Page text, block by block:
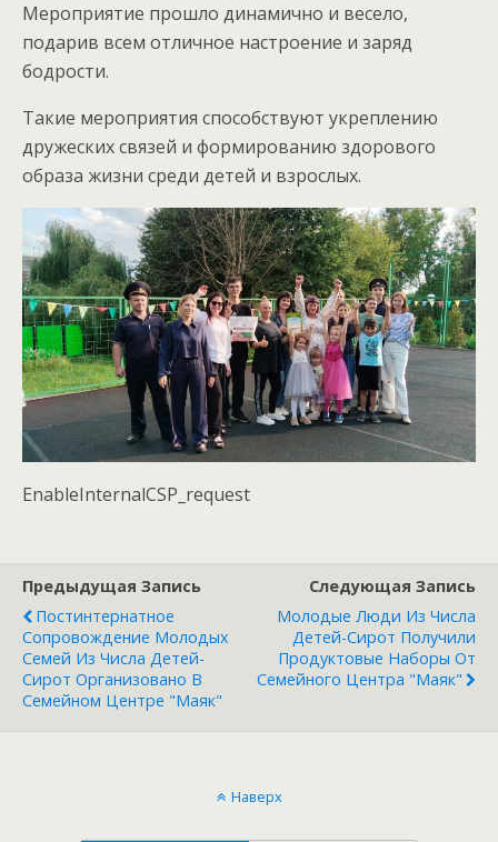
Мероприятие прошло динамично и весело,
подарив всем отличное настроение и заряд
бодрости.
Такие мероприятия способствуют укреплению
дружеских связей и формированию здорового
образа жизни среди детей и взрослых.
EnableInternalCSP_request
Предыдущая Запись
Постинтернатное
Сопровождение Молодых
Семей Из Числа Детей-
Сирот Организовано В
Семейном Центре "Маяк"
Следующая Запись
Молодые Люди Из Числа
Детей-Сирот Получили
Продуктовые Наборы От
Семейного Центра "Маяк"
Наверх